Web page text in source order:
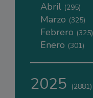
Abril (295)
Marzo (325)
Febrero (325)
Enero (301)
2025 (2881)